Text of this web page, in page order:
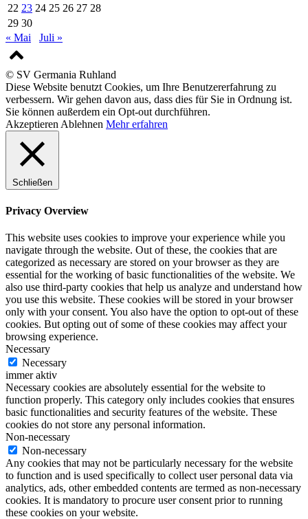
22 23 24 25 26 27 28
29 30
« Mai
Juli »
© SV Germania Ruhland
Diese Website benutzt Cookies, um Ihre Benutzererfahrung zu
verbessern. Wir gehen davon aus, dass dies für Sie in Ordnung ist.
Sie können außerdem ein Opt-out durchführen.
Akzeptieren Ablehnen Mehr erfahren
Schließen
Privacy Overview
This website uses cookies to improve your experience while you
navigate through the website. Out of these, the cookies that are
categorized as necessary are stored on your browser as they are
essential for the working of basic functionalities of the website. We
also use third-party cookies that help us analyze and understand how
you use this website. These cookies will be stored in your browser
only with your consent. You also have the option to opt-out of these
cookies. But opting out of some of these cookies may affect your
browsing experience.
Necessary
Necessary
immer aktiv
Necessary cookies are absolutely essential for the website to
function properly. This category only includes cookies that ensures
basic functionalities and security features of the website. These
cookies do not store any personal information.
Non-necessary
Non-necessary
Any cookies that may not be particularly necessary for the website
to function and is used specifically to collect user personal data via
analytics, ads, other embedded contents are termed as non-necessary
cookies. It is mandatory to procure user consent prior to running
these cookies on your website.